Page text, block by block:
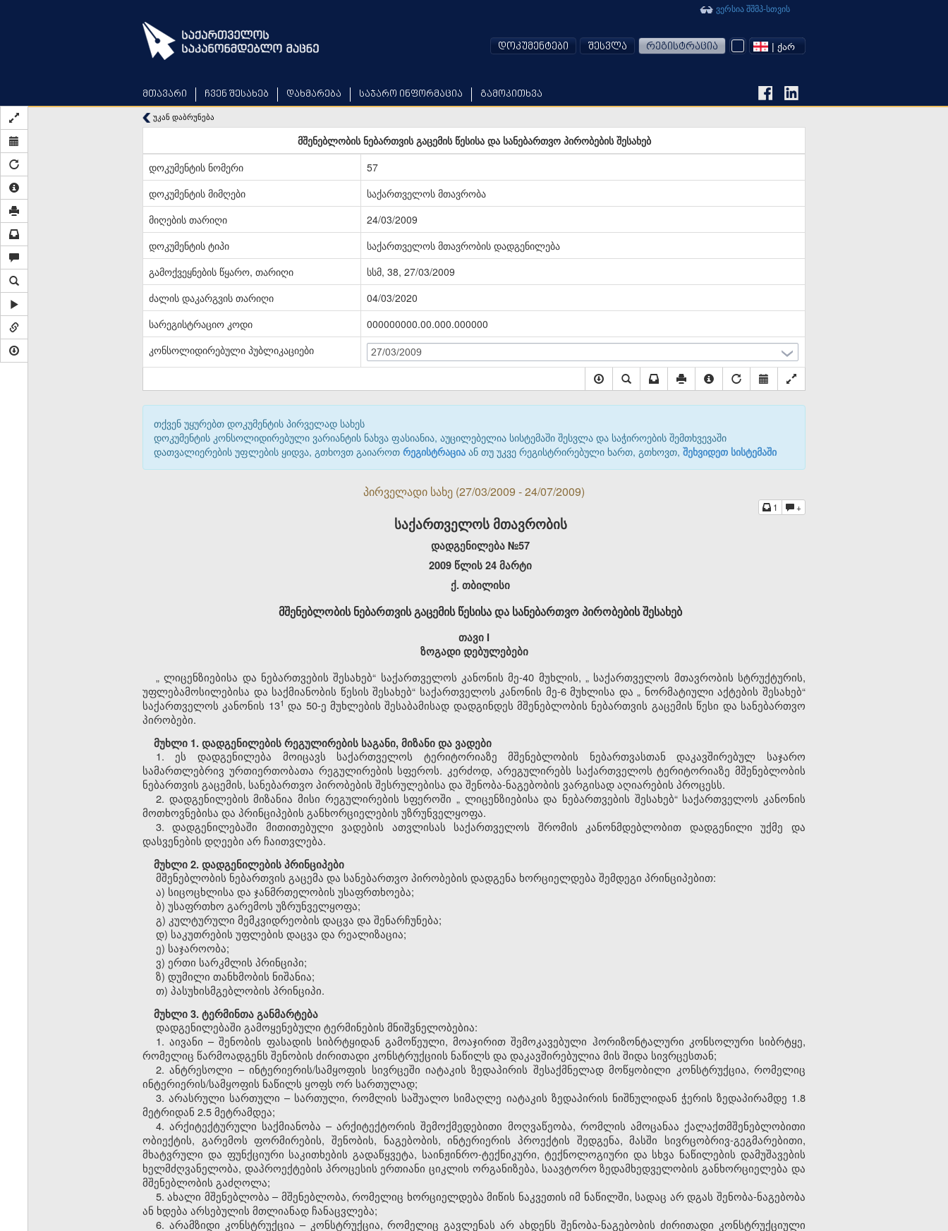
მთავარი ჩვენ შესახებ დახმარება საჯარო ინფორმაცია გამოკითხვა
ვერსია შშმპ-სთვის
დოკუმენტები შესვლა რეგისტრაცია | ᲥᲐᲠ
უკან დაბრუნება
მშენებლობის ნებართვის გაცემის წესისა და სანებართვო პირობების შესახებ
დოკუმენტის ნომერი
57
დოკუმენტის მიმღები
საქართველოს მთავრობა
მიღების თარიღი
24/03/2009
დოკუმენტის ტიპი
საქართველოს მთავრობის დადგენილება
გამოქვეყნების წყარო, თარიღი
სსმ, 38, 27/03/2009
ძალის დაკარგვის თარიღი
04/03/2020
სარეგისტრაციო კოდი
000000000.00.000.000000
კონსოლიდირებული პუბლიკაციები
27/03/2009
თქვენ უყურებთ დოკუმენტის პირველად სახეს
დოკუმენტის კონსოლიდირებული ვარიანტის ნახვა ფასიანია, აუცილებელია სისტემაში შესვლა და საჭიროების შემთხვევაში
დათვალიერების უფლების ყიდვა, გთხოვთ გაიაროთ რეგისტრაცია ან თუ უკვე რეგისტრირებული ხართ, გთხოვთ, შეხვიდეთ სისტემაში
პირველადი სახე (27/03/2009 - 24/07/2009)
1 +
საქართველოს მთავრობის
დადგენილება №57
2009 წლის 24 მარტი
ქ. თბილისი
მშენებლობის ნებართვის გაცემის წესისა და სანებართვო პირობების შესახებ
თავი I
ზოგადი დებულებები
„ლიცენზიებისა და ნებართვების შესახებ“ საქართველოს კანონის მე-40 მუხლის, „საქართველოს მთავრობის სტრუქტურის,
უფლებამოსილებისა და საქმიანობის წესის შესახებ“ საქართველოს კანონის მე-6 მუხლისა და„ ნორმატიული აქტების შესახებ“
საქართველოს კანონის 13​1 და 50-ე მუხლების შესაბამისად დადგინდეს მშენებლობის ნებართვის გაცემის წესი და სანებართვო
პირობები.
მუხლი 1. დადგენილების რეგულირების საგანი, მიზანი და ვადები
1. ეს დადგენილება მოიცავს საქართველოს ტერიტორიაზე მშენებლობის ნებართვასთან დაკავშირებულ საჯარო
სამართლებრივ ურთიერთობათა რეგულირების სფეროს. კერძოდ, არეგულირებს საქართველოს ტერიტორიაზე მშენებლობის
ნებართვის გაცემის, სანებართვო პირობების შესრულებისა და შენობა-ნაგებობის ვარგისად აღიარების პროცესს.
2. დადგენილების მიზანია მისი რეგულირების სფეროში „ლიცენზიებისა და ნებართვების შესახებ“ საქართველოს კანონის
მოთხოვნებისა და პრინციპების განხორციელების უზრუნველყოფა.
3. დადგენილებაში მითითებული ვადების ათვლისას საქართველოს შრომის კანონმდებლობით დადგენილი უქმე და
დასვენების დღეები არ ჩაითვლება.
მუხლი 2. დადგენილების პრინციპები
მშენებლობის ნებართვის გაცემა და სანებართვო პირობების დადგენა ხორციელდება შემდეგი პრინციპებით:
ა) სიცოცხლისა და ჯანმრთელობის უსაფრთხოება;
ბ) უსაფრთხო გარემოს უზრუნველყოფა;
გ) კულტურული მემკვიდრეობის დაცვა და შენარჩუნება;
დ) საკუთრების უფლების დაცვა და რეალიზაცია;
ე) საჯაროობა;
ვ) ერთი სარკმლის პრინციპი;
ზ) დუმილი თანხმობის ნიშანია;
თ) პასუხისმგებლობის პრინციპი.
მუხლი 3. ტერმინთა განმარტება
დადგენილებაში გამოყენებული ტერმინების მნიშვნელობებია:
1. აივანი – შენობის ფასადის სიბრტყიდან გამოწეული, მოაჯირით შემოკავებული ჰორიზონტალური კონსოლური სიბრტყე,
რომელიც წარმოადგენს შენობის ძირითადი კონსტრუქციის ნაწილს და დაკავშირებულია მის შიდა სივრცესთან;
2. ანტრესოლი – ინტერიერის/სამყოფის სივრცეში იატაკის ზედაპირის შესაქმნელად მოწყობილი კონსტრუქცია, რომელიც
ინტერიერის/სამყოფის ნაწილს ყოფს ორ სართულად;
3. არასრული სართული – სართული, რომლის საშუალო სიმაღლე იატაკის ზედაპირის ნიშნულიდან ჭერის ზედაპირამდე 1.8
მეტრიდან 2.5 მეტრამდეა;
4. არქიტექტურული საქმიანობა – არქიტექტორის შემოქმედებითი მოღვაწეობა, რომლის ამოცანაა ქალაქთმშენებლობითი
ობიექტის, გარემოს ფორმირების, შენობის, ნაგებობის, ინტერიერის პროექტის შედგენა, მასში სივრცობრივ-გეგმარებითი,
მხატვრული და ფუნქციური საკითხების გადაწყვეტა, საინჟინრო-ტექნიკური, ტექნოლოგიური და სხვა ნაწილების დამუშავების
ხელმძღვანელობა, დაპროექტების პროცესის ერთიანი ციკლის ორგანიზება, საავტორო ზედამხედველობის განხორციელება და
მშენებლობის გაძღოლა;
5. ახალი მშენებლობა – მშენებლობა, რომელიც ხორციელდება მიწის ნაკვეთის იმ ნაწილში, სადაც არ დგას შენობა-ნაგებობა
ან ხდება არსებულის მთლიანად ჩანაცვლება;
6. არამზიდი კონსტრუქცია – კონსტრუქცია, რომელიც გავლენას არ ახდენს შენობა-ნაგებობის ძირითადი კონსტრუქციული